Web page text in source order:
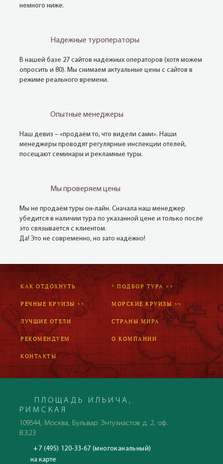
немного ниже.
Надежные туроператоры
В нашей базе 27 сайтов надёжных операторов (хотя можем
опросить и 80). Мы снимаем актуальные цены с сайтов в
режиме реального времени.
Опытные менеджеры
Наш девиз – «продаём то, что видели сами». Наши
менеджеры проводят регулярные инспекции отелей,
посещают семинары и рекламные туры.
Мы проверяем цены
Мы не продаём туры он-лайн. Сначала наш менеджер
убедится в наличии тура по указанной цене и только после
это связывается с клиентом.
Да! Это не современно, но зато надёжно!
КАК ОТДОХНУТЬ * ПОДБОР ТУРА >>
РЕЧНЫЕ КРУИЗЫ >> МОРСКИЕ КРУИЗЫ >>
ЛУЧШИЕ ОТЕЛИ СТРАНЫ МИРА
РЕКОМЕНДУЕМ О КОМПАНИИ
КОНТАКТЫ
ПЛОЩАДЬ ИЛЬИЧА,
РИМСКАЯ
109544, Москва, Бульвар Энтузиастов д. 2, оф.
В.3.23
+7 (495) 120-33-67 (многоканальный)
на карте